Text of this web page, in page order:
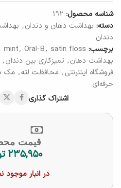
شناسه محصول: 192
دسته: بهداشت دهان و دندان,
دندان
برچسب:
mint, Oral-B, satin floss
بهداشت دهان, تمیزکاری بین دندان,
فروشگاه اینترنتی, محافظت لثه, مک
حرفه‌ای
اشتراک گذاری
قیمت
۲۳۵,۹۵۰
در انبار موجود